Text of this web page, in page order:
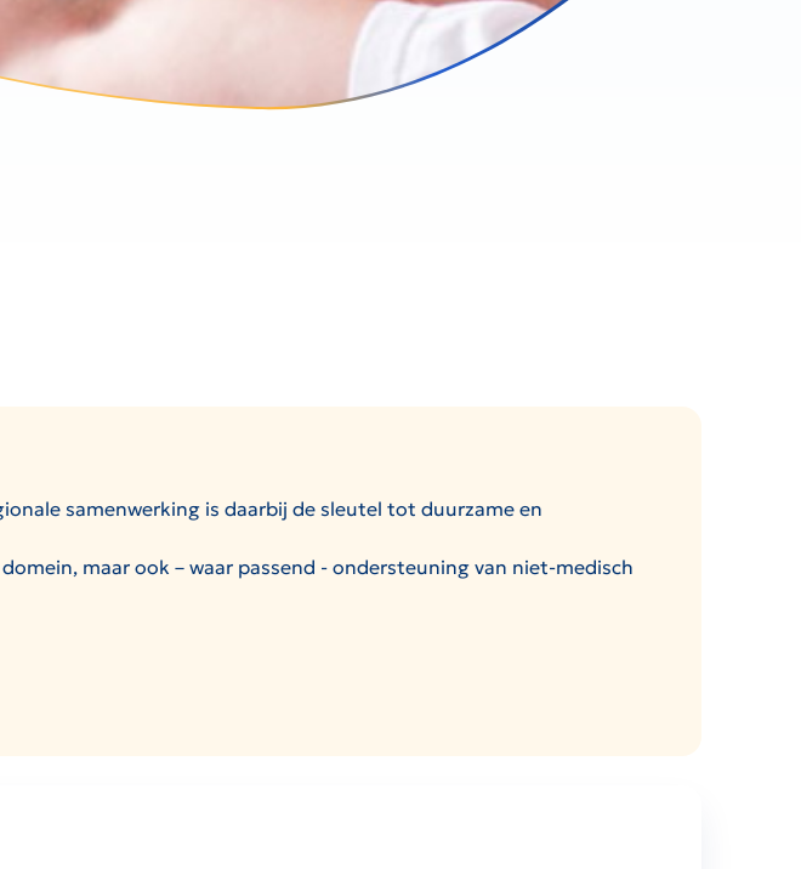
samenwerking is daarbij de sleutel tot duurzame en
maar ook – waar passend - ondersteuning van niet-medisch